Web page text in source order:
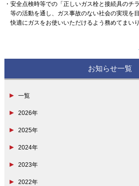
安全点検時等での「正しいガス栓と接続具のチ
等の活動を通し、ガス事故のない社会の実現を
快適にガスをお使いいただけるよう務めてまいり
お知らせ一覧
一覧
2026年
2025年
2024年
2023年
2022年